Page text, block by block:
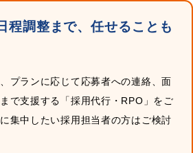
程調整まで、任せることも
プランに応じて応募者への連絡、面
で支援する「採用代行・RPO」をご
集中したい採用担当者の方はご検討